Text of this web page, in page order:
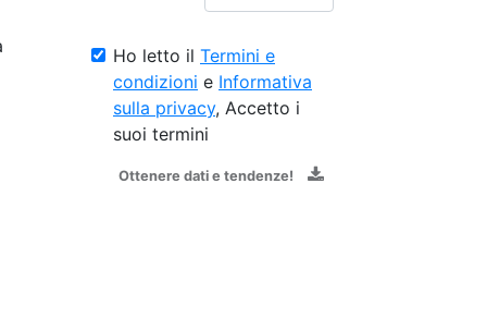
Ho letto il Termini e
condizioni e Informativa
sulla privacy, Accetto i
suoi termini
Ottenere dati e tendenze!